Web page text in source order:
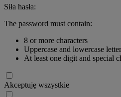
Siła hasła:
The password must contain:
8 or more characters
Uppercase and lowercase
At least one digit and special
Akceptuję wszystkie